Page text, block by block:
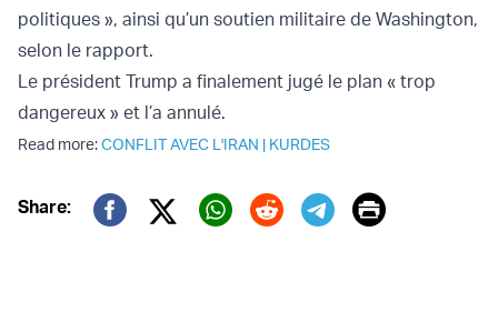
politiques », ainsi qu’un soutien militaire de Washington,
selon le rapport.
Le président Trump a finalement jugé le plan « trop
dangereux » et l’a annulé.
Read more:CONFLIT AVEC L'IRAN | KURDES
Share:
Twitter (X)
Print